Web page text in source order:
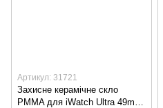
Артикул: 31721
Захисне керамічне скло
PMMA для iWatch Ultra 49mm